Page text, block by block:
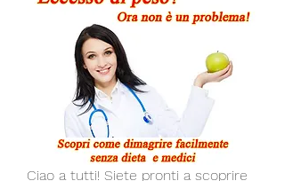
Ciao a tutti! Siete pronti a scoprire